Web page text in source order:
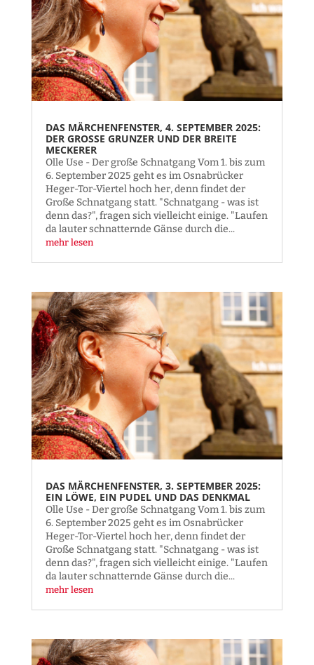
DAS MÄRCHENFENSTER, 4. SEPTEMBER 2025:
DER GROSSE GRUNZER UND DER BREITE M
ECKERER
Olle Use - Der große Schnatgang Vom 1. bis zum
6. September 2025 geht es im Osnabrücker
Heger-Tor-Viertel hoch her, denn findet der
Große Schnatgang statt. "Schnatgang - was ist
denn das?", fragen sich vielleicht einige. "Laufen
da lauter schnatternde Gänse durch die...
mehr lesen
DAS MÄRCHENFENSTER, 3. SEPTEMBER 2025:
EIN LÖWE, EIN PUDEL UND DAS DENKMAL
Olle Use - Der große Schnatgang Vom 1. bis zum
6. September 2025 geht es im Osnabrücker
Heger-Tor-Viertel hoch her, denn findet der
Große Schnatgang statt. "Schnatgang - was ist
denn das?", fragen sich vielleicht einige. "Laufen
da lauter schnatternde Gänse durch die...
mehr lesen